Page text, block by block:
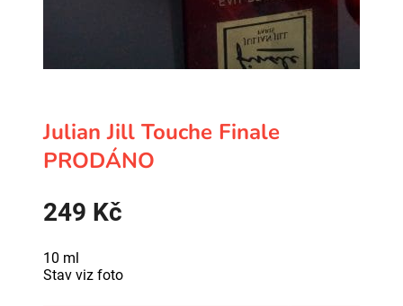
Julian Jill Touche Finale
PRODÁNO
249 Kč
10 ml
Stav viz foto